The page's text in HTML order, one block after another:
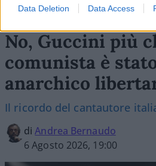
Data Deletion Data Access
No, Guccini più
comunista è
anarchico
Il ricordo del cantautore
diAndrea Bernaudo
6 Agosto 2026, 19:00